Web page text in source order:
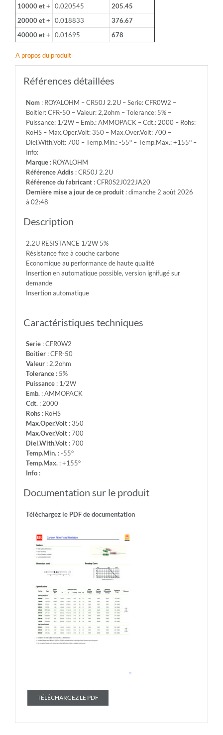
Tolerance:
5%
-
Puissance:
Emb.:
AMMOPACK
-
2000
-
Rohs:
RoHS
350
-
Max.Over.Volt:
700
Temp.Min.:
-55°
-
Temp.Max.:
-
10000 et +
0.020545
205.45
20000 et +
0.018833
376.67
40000 et +
0.01695 678
A propos du produit
Références détaillées
Nom: ROYALOHM – CR50J 2.2U – Serie: CFR0W2 –
Boitier: CFR-50 – Valeur: 2,2ohm – Tolerance: 5% –
Puissance: 1/2W – Emb.: AMMOPACK – Cdt.: 2000 – Rohs:
RoHS – Max.Oper.Volt: 350 – Max.Over.Volt: 700 –
Diel.With.Volt: 700 – Temp.Min.: -55° – Temp.Max.: +155° –
Info:
Marque: ROYALOHM
Référence Addis: CR50J 2.2U
Référence du fabricant: CFR0S2J022JA20
Dernière mise a jour de ce produit: dimanche 2 août 2026
à 02:48
Description
2.2U RESISTANCE 1/2W 5%
Résistance fixe à couche carbone
Economique au performance de haute qualité
Insertion en automatique possible, version ignifugé sur
demande
Insertion automatique
Caractéristiques techniques
Serie: CFR0W2
Boitier: CFR-50
Valeur: 2,2ohm
Tolerance: 5%
Puissance: 1/2W
Emb.: AMMOPACK
Cdt.: 2000
Rohs: RoHS
Max.Oper.Volt: 350
Max.Over.Volt: 700
Diel.With.Volt: 700
Temp.Min.: -55°
Temp.Max.: +155°
Info:
Documentation sur le produit
Téléchargez le PDF de documentation
TÉLÉCHARGEZ LE PDF